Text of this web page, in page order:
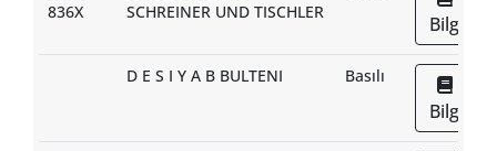
836X
SCHREINER UND TISCHLER
Bilgi
D E S I Y A B BULTENI Basılı
Bilgi